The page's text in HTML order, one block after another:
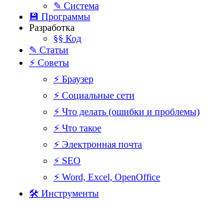
✎ Система
💾 Программы
Разработка
§§ Код
✎ Статьи
⚡ Советы
⚡ Браузер
⚡ Социальные сети
⚡ Что делать (ошибки и проблемы)
⚡ Что такое
⚡ Электронная почта
⚡ SEO
⚡ Word, Excel, OpenOffice
🛠 Инструменты